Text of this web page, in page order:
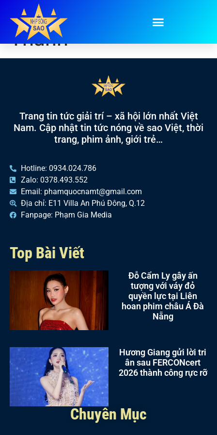
Tag:Ca sĩ Phương
Thanh
Trang tin tức giải trí – xã hội lớn nhất Việt
Nam. Cập nhật tin tức nóng về sao Việt, thời
trang, phim ảnh, giới trẻ…
Hotline: 0934.024.786
Zalo: 0378.493.552
Email: phamquocnamt@gmail.com
Địa chỉ: E11 Villa An Phú Đông, Q.12
Fanpage: Phạm Gia Media
Top Bài Viết
Đỗ Cẩm Ly gây ấn
tượng với váy đỏ
quyền lực tại Liên
hoan phim châu Á Đà
Nẵng
Hương Giang gửi lời tri
ân sau FERCONcert
2026 thành công rực rỡ
Chuyên Mục